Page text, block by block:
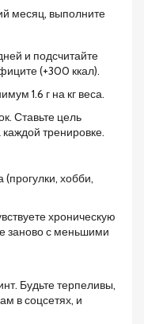
месяц, выполните
и подсчитайте
(+300 ккал).
1.6 г на кг веса.
Ставьте цель
тренировке.
(прогулки, хобби,
хроническую
заново с меньшими
Будьте терпеливы,
в соцсетях, и